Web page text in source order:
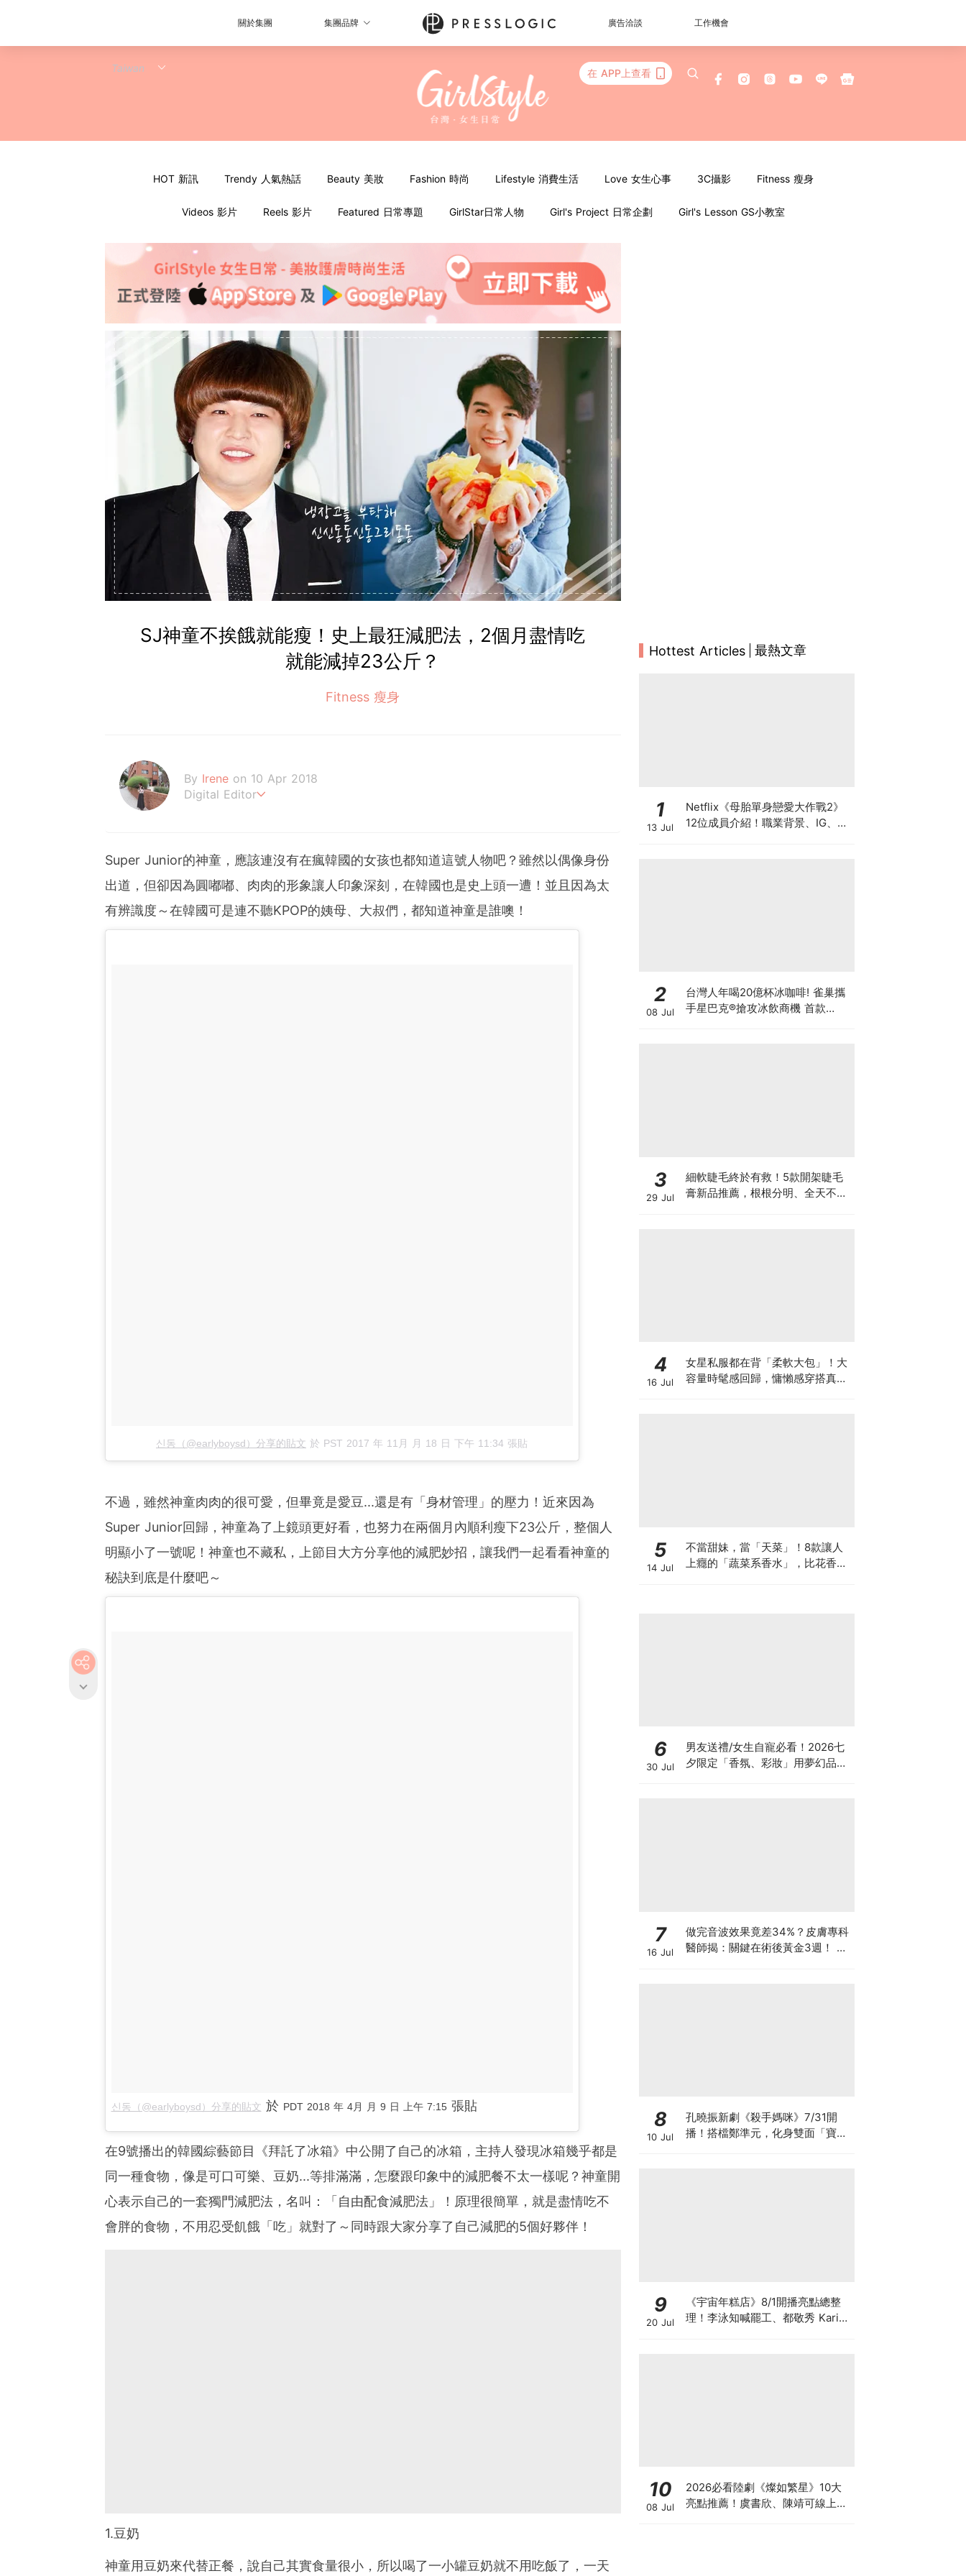
關於集團 集團品牌 廣告洽談 工作機會
在 APP上查看
HOT 新訊 Trendy 人氣熱話 Beauty 美妝 Fashion 時尚 Lifestyle 消費生活 Love 女生心事 3C攝影 Fitness 瘦身
Videos 影片 Reels 影片 Featured 日常專題 GirlStar日常人物 Girl's Project 日常企劃 Girl's Lesson GS小教室
SJ神童不挨餓就能瘦！史上最狂減肥法，2個月盡情吃
就能減掉23公斤？
Fitness 瘦身
By Irene on 10 Apr 2018
Digital Editor
Super Junior的神童，應該連沒有在瘋韓國的女孩也都知道這號人物吧？雖然以偶像身份
出道，但卻因為圓嘟嘟、肉肉的形象讓人印象深刻，在韓國也是史上頭一遭！並且因為太
有辨識度～在韓國可是連不聽KPOP的姨母、大叔們，都知道神童是誰噢！
신동（@earlyboysd）分享的貼文 於 PST 2017 年 11月 月 18 日 下午 11:34 張貼
不過，雖然神童肉肉的很可愛，但畢竟是愛豆...還是有「身材管理」的壓力！近來因為
Super Junior回歸，神童為了上鏡頭更好看，也努力在兩個月內順利瘦下23公斤，整個人
明顯小了一號呢！神童也不藏私，上節目大方分享他的減肥妙招，讓我們一起看看神童的
秘訣到底是什麼吧～
신동（@earlyboysd）分享的貼文 於 PDT 2018 年 4月 月 9 日 上午 7:15張貼
在9號播出的韓國綜藝節目《拜託了冰箱》中公開了自己的冰箱，主持人發現冰箱幾乎都是
同一種食物，像是可口可樂、豆奶...等排滿滿，怎麼跟印象中的減肥餐不太一樣呢？神童開
心表示自己的一套獨門減肥法，名叫：「自由配食減肥法」！原理很簡單，就是盡情吃不
會胖的食物，不用忍受飢餓「吃」就對了～同時跟大家分享了自己減肥的5個好夥伴！
1.豆奶
神童用豆奶來代替正餐，說自己其實食量很小，所以喝了一小罐豆奶就不用吃飯了，一天
Hottest Articles 最熱文章
1
13 Jul
Netflix《母胎單身戀愛大作戰2》
12位成員介紹！職業背景、IG、天
2
08 Jul
台灣人年喝20億杯冰咖啡! 雀巢攜
手星巴克®搶攻冰飲商機 首款
3
29 Jul
細軟睫毛終於有救！5款開架睫毛
膏新品推薦，根根分明、全天不塌
4
16 Jul
女星私服都在背「柔軟大包」！大
容量時髦感回歸，慵懶感穿搭真的
5
14 Jul
不當甜妹，當「天菜」！8款讓人
上癮的「蔬菜系香水」，比花香更
6
30 Jul
男友送禮/女生自寵必看！2026七
夕限定「香氛、彩妝」用夢幻品項
7
16 Jul
做完音波效果竟差34%？皮膚專科
醫師揭：關鍵在術後黃金3週！ 醫
8
10 Jul
孔曉振新劇《殺手媽咪》7/31開
播！搭檔鄭準元，化身雙面「寶媽
9
20 Jul
《宇宙年糕店》8/1開播亮點總整
理！李泳知喊罷工、都敬秀 Karina
10
08 Jul
2026必看陸劇《燦如繁星》10大
亮點推薦！虞書欣、陳靖可線上看